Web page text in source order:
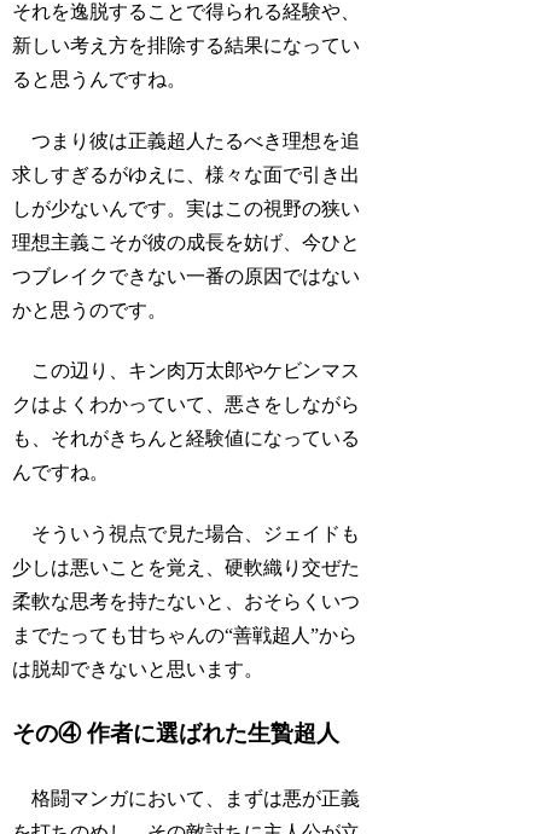
それを逸脱することで得られる経験や、
新しい考え方を排除する結果になってい
ると思うんですね。
つまり彼は正義超人たるべき理想を追
求しすぎるがゆえに、様々な面で引き出
しが少ないんです。実はこの視野の狭い
理想主義こそが彼の成長を妨げ、今ひと
つブレイクできない一番の原因ではない
かと思うのです。
この辺り、キン肉万太郎やケビンマス
クはよくわかっていて、悪さをしながら
も、それがきちんと経験値になっている
んですね。
そういう視点で見た場合、ジェイドも
少しは悪いことを覚え、硬軟織り交ぜた
柔軟な思考を持たないと、おそらくいつ
までたっても甘ちゃんの“善戦超人”から
は脱却できないと思います。
その④ 作者に選ばれた生贄超人
格闘マンガにおいて、まずは悪が正義